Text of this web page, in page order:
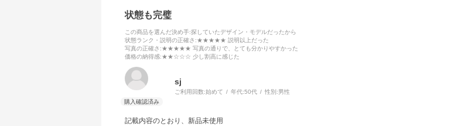
状態も完璧
この商品を選んだ決め手:探していたデザイン・モデルだったから
状態ランク・説明の正確さ :★★★★★ 説明以上だった
写真の正確さ :★★★★★ 写真の通りで、とても分かりやすかった
価格の納得感:★★☆☆☆ 少し割高に感じた
sj
ご利用回数:始めて 年代:50代 性別:男性
記載内容のとおり、新品未使用